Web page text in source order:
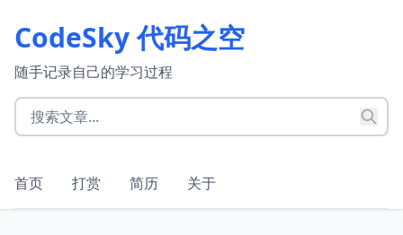
CodeSky 代码之空
随手记录自己的学习过程
首页 打赏 简历 关于